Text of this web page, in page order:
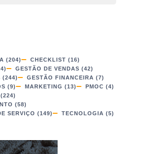
(204) CHECKLIST (16)
GESTÃO DE VENDAS (42)
(244) GESTÃO FINANCEIRA (7)
(9) MARKETING (13) PMOC (4)
(224)
(58)
SERVIÇO (149) TECNOLOGIA (5)